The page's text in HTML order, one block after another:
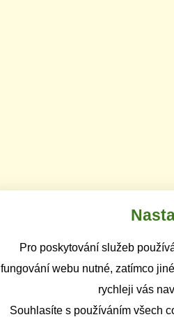
Pro poskytování služeb
fungování webu nutné, zatímco
rychleji vás
Souhlasíte s používáním všech